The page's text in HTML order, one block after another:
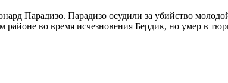
Парадизо. Парадизо осудили за убийство
во время исчезновения Бердик, но умер в